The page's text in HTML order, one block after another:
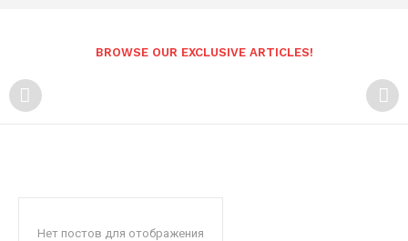
BROWSE OUR EXCLUSIVE ARTICLES!
Нет постов для отображения